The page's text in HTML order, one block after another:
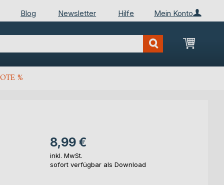
Mein Konto
Blog Newsletter Hilfe
Mein
%
8,99 €
inkl. MwSt.
sofort verfügbar als Download